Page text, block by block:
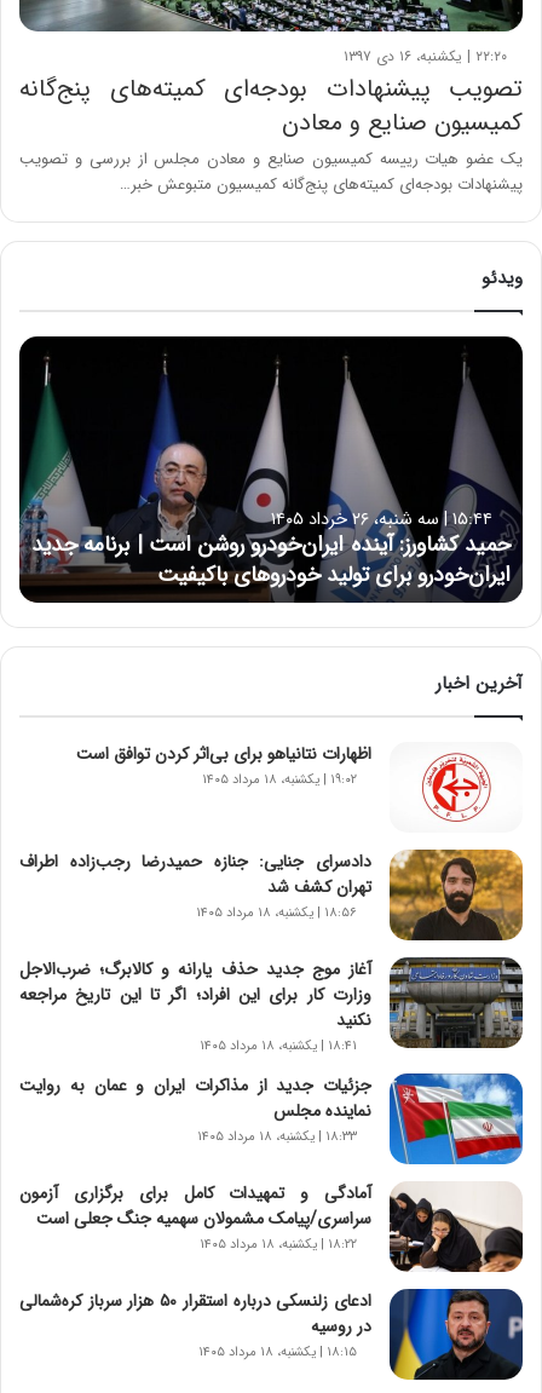
۲۲:۲۰ | یکشنبه، ۱۶ دی ۱۳۹۷
تصویب پیشنهادات بودجه‌ای کمیته‌های پنج‌گانه
کمیسیون صنایع و معادن
یک عضو هیات رییسه کمیسیون صنایع و معادن مجلس از بررسی و تصویب
پیشنهادات بودجه‌ای کمیته‌های پنج‌گانه کمیسیون متبوعش خبر…
ویدئو
ح
ش
ا
و
ر
ز
:
آ
ی
ن
ه
ن‌
خ
و
د
ر
و
ر
و
ن
ا
س
ت
|
ر
ن
م
ه
ج
۱۵:۴۴ | سه شنبه، ۲۶ خرداد ۱۴۰۵
حمید کشاورز: آینده ایران‌خودرو روشن است | برنامه جدید
ایران‌خودرو برای تولید خودروهای باکیفیت
آخرین اخبار
اظهارات نتانیاهو برای بی‌اثر کردن توافق است
۱۹:۰۲ | یکشنبه، ۱۸ مرداد ۱۴۰۵
دادسرای جنایی: جنازه حمیدرضا رجب‌زاده اطراف
تهران کشف شد
۱۸:۵۶ | یکشنبه، ۱۸ مرداد ۱۴۰۵
آغاز موج جدید حذف یارانه و کالابرگ؛ ضرب‌الاجل
وزارت کار برای این افراد؛ اگر تا این تاریخ مراجعه
نکنید
۱۸:۴۱ | یکشنبه، ۱۸ مرداد ۱۴۰۵
جزئیات جدید از مذاکرات ایران و عمان به روایت
نماینده مجلس
۱۸:۳۳ | یکشنبه، ۱۸ مرداد ۱۴۰۵
آمادگی و تمهیدات کامل برای برگزاری آزمون
سراسری/پیامک مشمولان سهمیه جنگ جعلی است
۱۸:۲۲ | یکشنبه، ۱۸ مرداد ۱۴۰۵
ادعای زلنسکی درباره استقرار ۵۰ هزار سرباز کره‌شمالی
در روسیه
۱۸:۱۵ | یکشنبه، ۱۸ مرداد ۱۴۰۵